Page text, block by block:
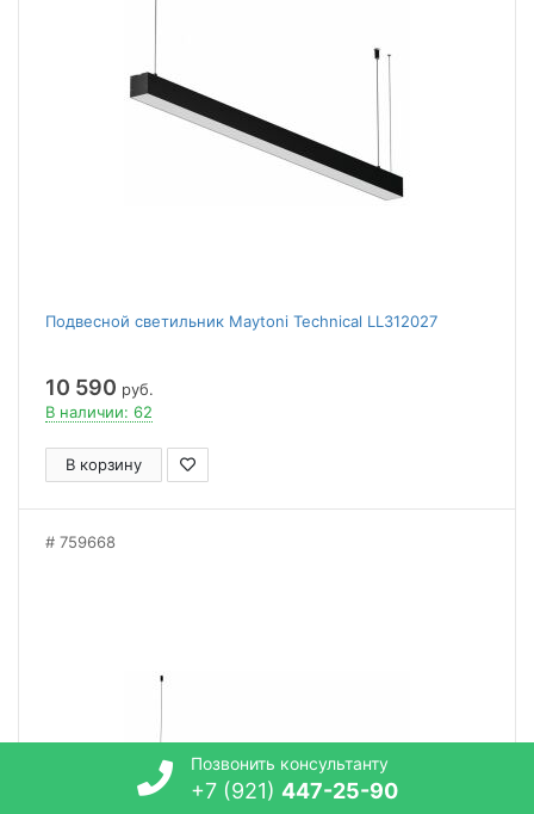
Подвесной светильник Maytoni Technical LL312027
10 590 руб.
В наличии: 62
В корзину
759668
Позвонить консультанту
+7 (921) 447-25-90